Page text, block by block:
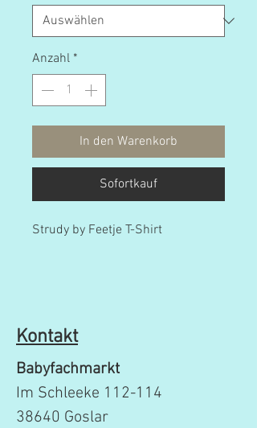
Anzahl *
In den Warenkorb
Sofortkauf
Strudy by Feetje T-Shirt
Kontakt
Babyfachmarkt
Im Schleeke 112-114
38640 Goslar